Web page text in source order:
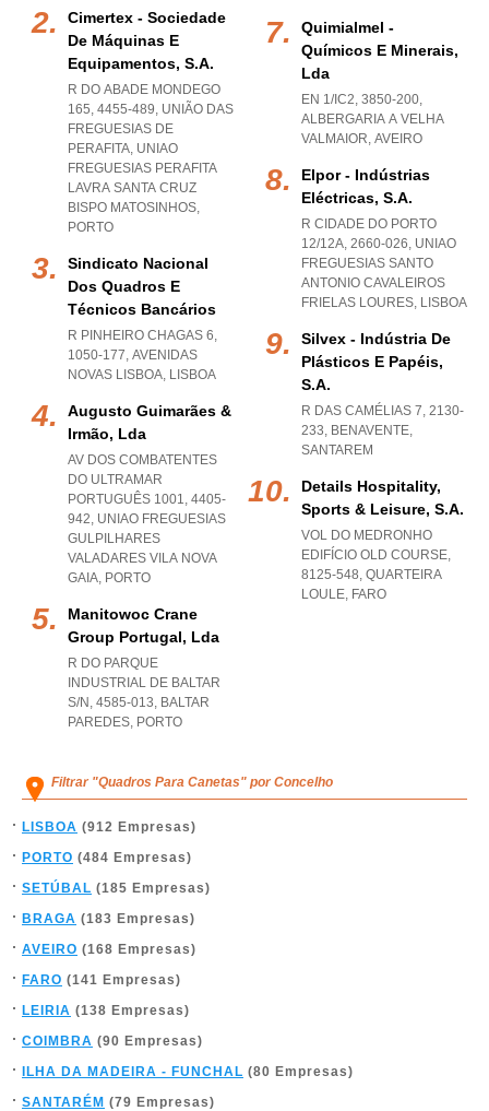
Cimertex - Sociedade
De Máquinas E
Equipamentos, S.a.
R DO ABADE MONDEGO
165, 4455-489, UNIÃO DAS
FREGUESIAS DE
PERAFITA, UNIAO
FREGUESIAS PERAFITA
LAVRA SANTA CRUZ
BISPO MATOSINHOS,
PORTO
Sindicato Nacional
Dos Quadros E
Técnicos Bancários
R PINHEIRO CHAGAS 6,
1050-177, AVENIDAS
NOVAS LISBOA, LISBOA
Augusto Guimarães &
Irmão, Lda
AV DOS COMBATENTES
DO ULTRAMAR
PORTUGUÊS 1001, 4405-
942, UNIAO FREGUESIAS
GULPILHARES
VALADARES VILA NOVA
GAIA, PORTO
Manitowoc Crane
Group Portugal, Lda
R DO PARQUE
INDUSTRIAL DE BALTAR
S/N, 4585-013, BALTAR
PAREDES, PORTO
Quimialmel -
Químicos E Minerais,
Lda
EN 1/IC2, 3850-200,
ALBERGARIA A VELHA
VALMAIOR, AVEIRO
Elpor - Indústrias
Eléctricas, S.a.
R CIDADE DO PORTO
12/12A, 2660-026, UNIAO
FREGUESIAS SANTO
ANTONIO CAVALEIROS
FRIELAS LOURES, LISBOA
Silvex - Indústria De
Plásticos E Papéis,
S.a.
R DAS CAMÉLIAS 7, 2130-
233, BENAVENTE,
SANTAREM
Details Hospitality,
Sports & Leisure, S.a.
VOL DO MEDRONHO
EDIFÍCIO OLD COURSE,
8125-548, QUARTEIRA
LOULE, FARO
Filtrar "Quadros Para Canetas" por Concelho
LISBOA (912 Empresas)
PORTO (484 Empresas)
SETÚBAL (185 Empresas)
BRAGA (183 Empresas)
AVEIRO (168 Empresas)
FARO (141 Empresas)
LEIRIA (138 Empresas)
COIMBRA (90 Empresas)
ILHA DA MADEIRA - FUNCHAL (80 Empresas)
SANTARÉM (79 Empresas)